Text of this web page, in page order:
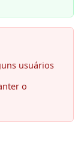
usuários
o